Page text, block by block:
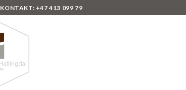
KONTAKT: +47 413 099 79